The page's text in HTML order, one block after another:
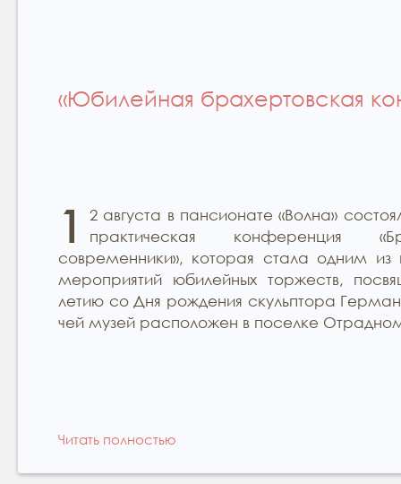
«Юбилейная брахертовская
1
2 августа в пансионате «Волна»
практическая конференция
современники», которая стала одним из
мероприятий юбилейных торжеств,
летию со Дня рождения скульптора
чей музей расположен в поселке
Читать полностью